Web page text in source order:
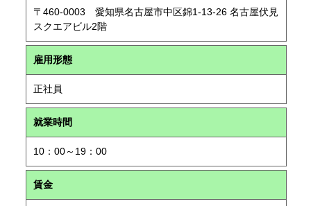
〒460-0003 愛知県名古屋市中区錦1-13-26 名古屋伏見
スクエアビル2階
雇用形態
正社員
就業時間
10：00～19：00
賃金